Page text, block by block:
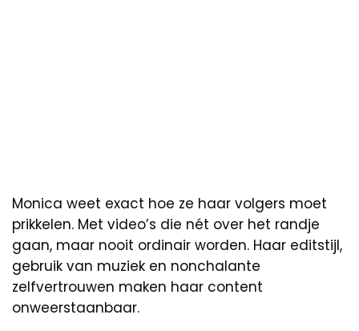
Monica weet exact hoe ze haar volgers moet
prikkelen. Met video’s die nét over het randje
gaan, maar nooit ordinair worden. Haar editstijl,
gebruik van muziek en nonchalante
zelfvertrouwen maken haar content
onweerstaanbaar.